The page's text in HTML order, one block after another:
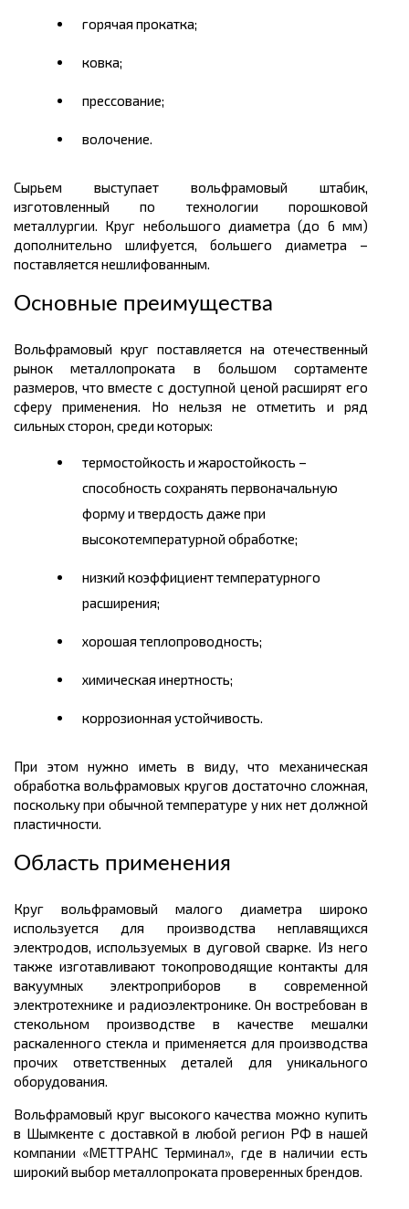
горячая прокатка;
ковка;
прессование;
волочение.
Сырьем выступает вольфрамовый штабик,
изготовленный по технологии порошковой
металлургии. Круг небольшого диаметра (до 6 мм)
дополнительно шлифуется, большего диаметра –
поставляется нешлифованным.
Основные преимущества
Вольфрамовый круг поставляется на отечественный
рынок металлопроката в большом сортаменте
размеров, что вместе с доступной ценойрасширят его
сферу применения. Но нельзя не отметить и ряд
сильных сторон, среди которых:
термостойкость и жаростойкость –
способность сохранять первоначальную
форму и твердость даже при
высокотемпературной обработке;
низкий коэффициент температурного
расширения;
хорошая теплопроводность;
химическая инертность;
коррозионная устойчивость.
При этом нужно иметь в виду, что механическая
обработка вольфрамовых кругов достаточно сложная,
поскольку при обычной температуре у них нет должной
пластичности.
Область применения
Круг вольфрамовый малого диаметра широко
используется для производства неплавящихся
электродов, используемых в дуговой сварке. Из него
также изготавливают токопроводящие контакты для
вакуумных электроприборов в современной
электротехнике и радиоэлектронике. Он востребован в
стекольном производстве в качестве мешалки
раскаленного стекла и применяется для производства
прочих ответственных деталей для уникального
оборудования.
Вольфрамовый круг высокого качества можно купить
в Шымкенте с доставкой в любой регион РФ в нашей
компании «МЕТТРАНС Терминал», где в наличии есть
широкий выбор металлопроката проверенных брендов.